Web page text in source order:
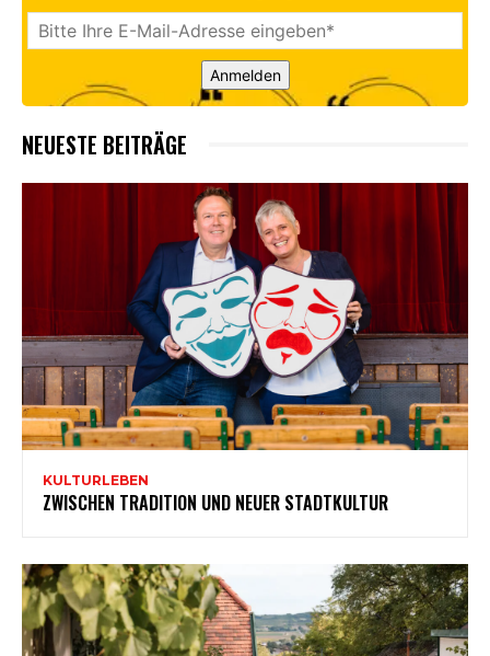
Anmelden
NEUESTE BEITRÄGE
KULTURLEBEN
ZWISCHEN TRADITION UND NEUER STADTKULTUR